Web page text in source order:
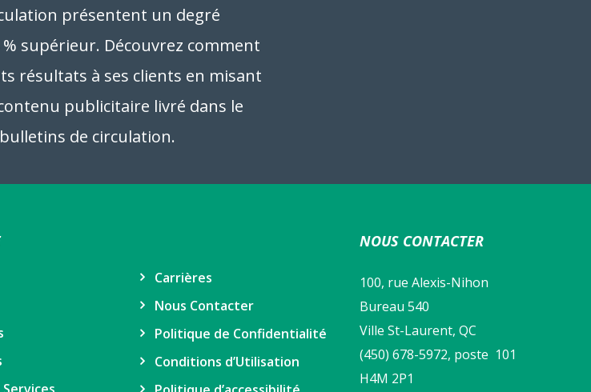
présentent un degré
% supérieur. Découvrez comment
résultats à ses clients en misant
publicitaire livré dans le
de circulation.
Carrières
Nous Contacter
Politique de Confidentialité
Conditions d’Utilisation
NOUS CONTACTER
100, rue Alexis-Nihon
Bureau 540
Ville St-Laurent, QC
(450) 678-5972, poste 101
H4M 2P1